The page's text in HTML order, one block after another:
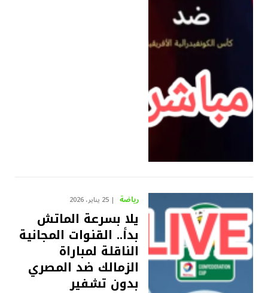
رياضة 25 يناير، 2026
يلا بسرعة الماتش
بدأ.. القنوات المجانية
الناقلة لمباراة
الزمالك ضد المصري
بدون تشفير